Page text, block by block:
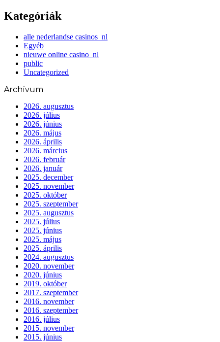
Kategóriák
alle nederlandse casinos_nl
Egyéb
nieuwe online casino_nl
public
Uncategorized
Archívum
2026. augusztus
2026. július
2026. június
2026. május
2026. április
2026. március
2026. február
2026. január
2025. december
2025. november
2025. október
2025. szeptember
2025. augusztus
2025. július
2025. június
2025. május
2025. április
2024. augusztus
2020. november
2020. június
2019. október
2017. szeptember
2016. november
2016. szeptember
2016. július
2015. november
2015. június